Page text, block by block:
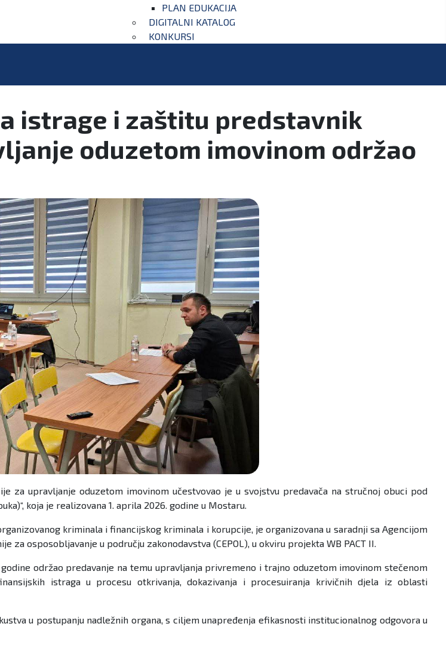
PLAN EDUKACIJA
DIGITALNI KATALOG
KONKURSI
istrage i zaštitu predstavnik
oduzetom imovinom održao
za upravljanje oduzetom imovinom učestvovao je u svojstvu predavača na stručnoj obuci pod
koja je realizovana 1. aprila 2026. godine u Mostaru.
kriminala i financijskog kriminala i korupcije, je organizovana u saradnji sa Agencijom
za osposobljavanje u području zakonodavstva (CEPOL), u okviru projekta WB PACT II.
održao predavanje na temu upravljanja privremeno i trajno oduzetom imovinom stečenom
istraga u procesu otkrivanja, dokazivanja i procesuiranja krivičnih djela iz oblasti
u postupanju nadležnih organa, s ciljem unapređenja efikasnosti institucionalnog odgovora u